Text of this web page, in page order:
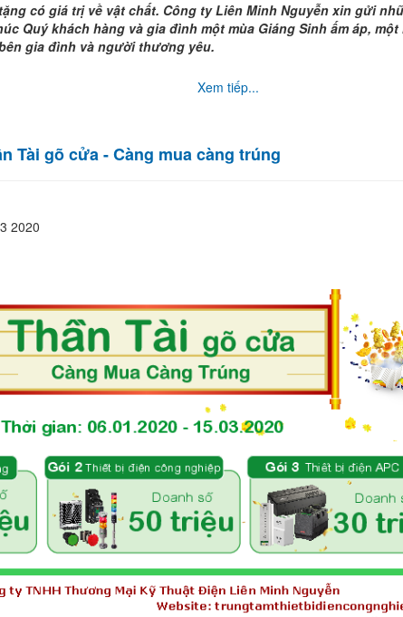
có giá trị về vật chất. Công ty Liên Minh Nguyễn xin gửi
Quý khách hàng và gia đình một mùa Giáng Sinh ấm áp,
gia đình và người thương yêu.
Xem tiếp...
Tài gõ cửa - Càng mua càng trúng
2020